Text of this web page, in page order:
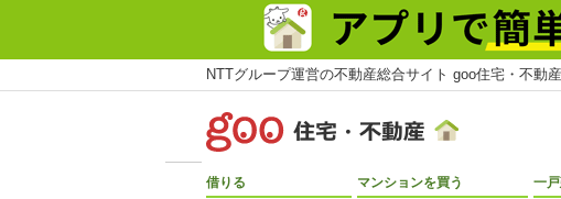
NTTグループ運営の不動産総合サイト goo住宅・不動産
借りる マンションを買う 一